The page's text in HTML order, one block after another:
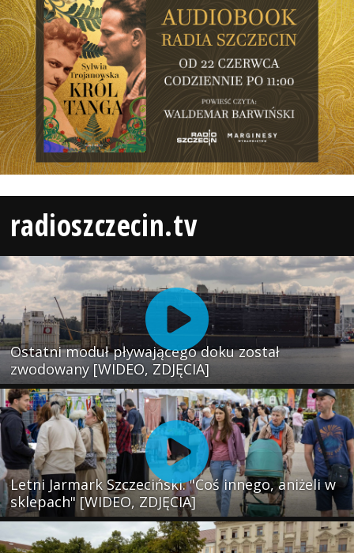
radioszczecin.tv
Ostatni moduł pływającego doku został
zwodowany [WIDEO, ZDJĘCIA]
Letni Jarmark Szczeciński. "Coś innego, aniżeli w
sklepach" [WIDEO, ZDJĘCIA]